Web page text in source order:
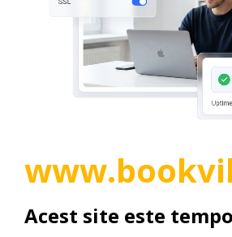
Acest site este